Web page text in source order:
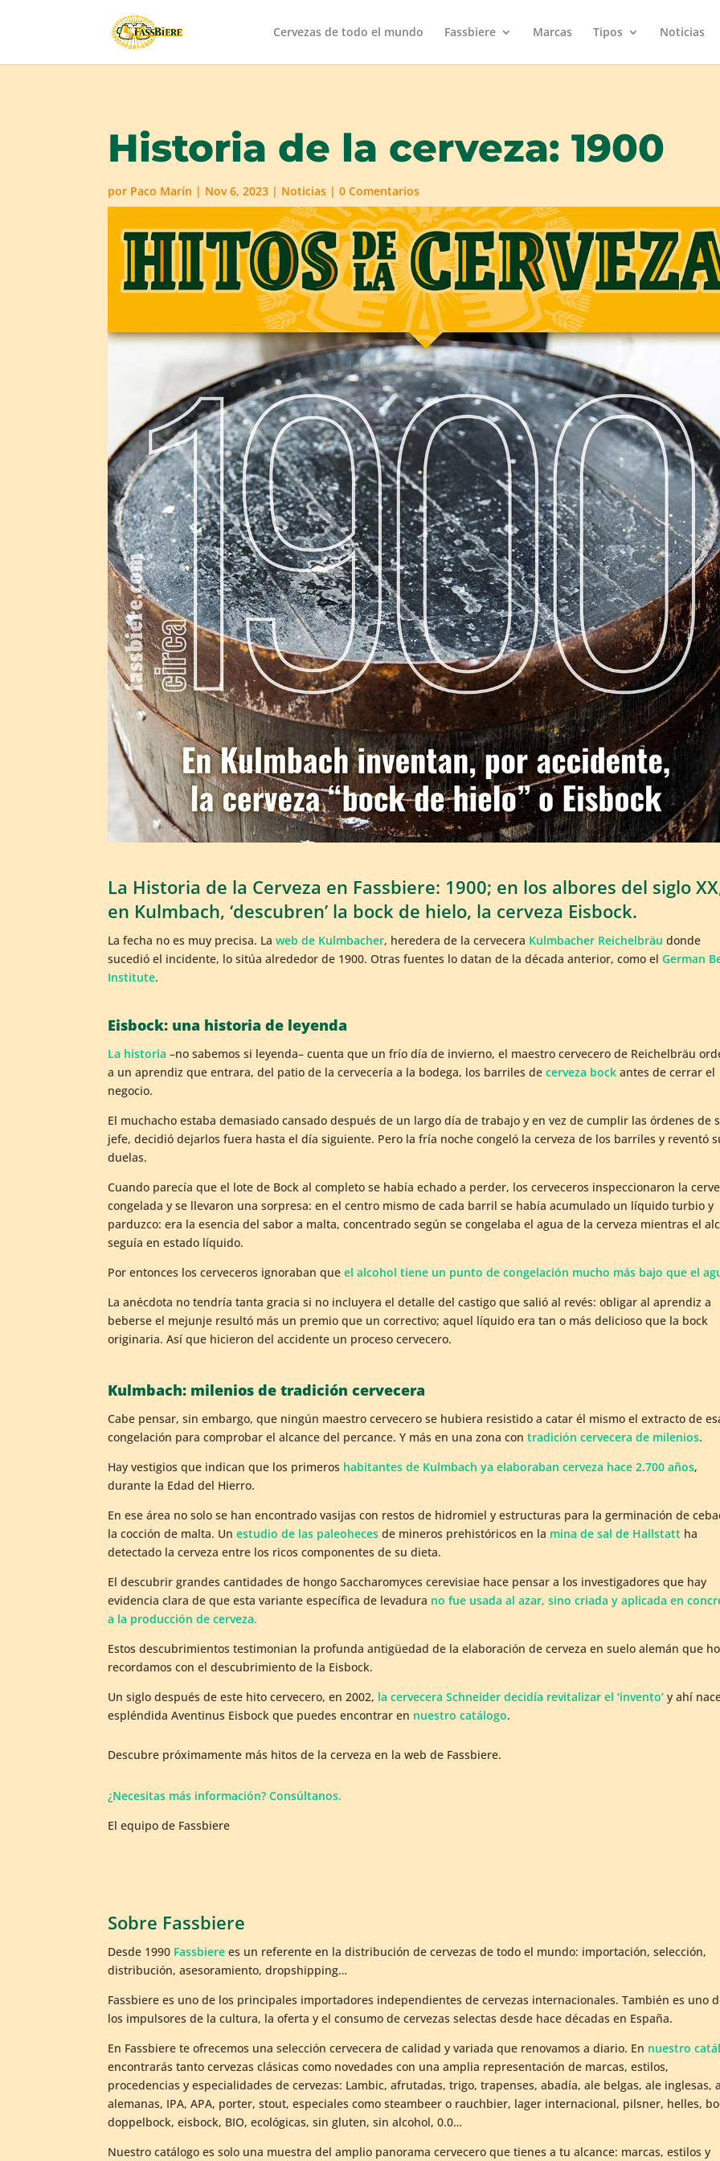
Cervezas de todo el mundo Fassbiere Marcas Tipos Noticias
Historia de la cerveza: 1900
por Paco Marín | Nov 6, 2023 | Noticias |0 Comentarios
La Historia de la Cerveza en Fassbiere: 1900; en los albores del siglo
en Kulmbach, ‘descubren’ la bock de hielo, la cerveza Eisbock.
La fecha no es muy precisa. Laweb de Kulmbacher, heredera de la cervecera Kulmbacher Reichelbräu donde
sucedió el incidente, lo sitúa alrededor de 1900. Otras fuentes lo datan de la década anterior, como elGerman
Institute.
Eisbock: una historia de leyenda
La historia –no sabemos si leyenda– cuenta que un frío día de invierno, el maestro cervecero de Reichelbräu
a un aprendiz que entrara, del patio de la cervecería a la bodega, los barriles decerveza bock antes de cerrar el
negocio.
El muchacho estaba demasiado cansado después de un largo día de trabajo y en vez de cumplir las órdenes de
jefe, decidió dejarlos fuera hasta el día siguiente. Pero la fría noche congeló la cerveza de los barriles y reventó
duelas.
Cuando parecía que el lote de Bock al completo se había echado a perder, los cerveceros inspeccionaron la
congelada y se llevaron una sorpresa: en el centro mismo de cada barril se había acumulado un líquido turbio y
parduzco: era la esencia del sabor a malta, concentrado según se congelaba el agua de la cerveza mientras el
seguía en estado líquido.
Por entonces los cerveceros ignoraban queel alcohol tiene un punto de congelación mucho más bajo que el
La anécdota no tendría tanta gracia si no incluyera el detalle del castigo que salió al revés: obligar al aprendiz a
beberse el mejunje resultó más un premio que un correctivo; aquel líquido era tan o más delicioso que la bock
originaria. Así que hicieron del accidente un proceso cervecero.
Kulmbach: milenios de tradición cervecera
Cabe pensar, sin embargo, que ningún maestro cervecero se hubiera resistido a catar él mismo el extracto de
congelación para comprobar el alcance del percance. Y más en una zona contradición cervecera de milenios.
Hay vestigios que indican que los primeros habitantes de Kulmbach ya elaboraban cerveza hace 2.700 años,
durante la Edad del Hierro.
En ese área no solo se han encontrado vasijas con restos de hidromiel y estructuras para la germinación de
la cocción de malta. Unestudio de las paleoheces de mineros prehistóricos en la mina de sal de Hallstatt ha
detectado la cerveza entre los ricos componentes de su dieta.
El descubrir grandes cantidades de hongo Saccharomyces cerevisiae hace pensar a los investigadores que hay
evidencia clara de que esta variante específica de levadura no fue usada al azar, sino criada y aplicada en
a la producción de cerveza.
Estos descubrimientos testimonian la profunda antigüedad de la elaboración de cerveza en suelo alemán que
recordamos con el descubrimiento de la Eisbock.
Un siglo después de este hito cervecero, en 2002, la cervecera Schneider decidía revitalizar el ‘invento’ y ahí
espléndida Aventinus Eisbock que puedes encontrar en nuestro catálogo.
Descubre próximamente más hitos de la cerveza en la web de Fassbiere.
¿Necesitas más información? Consúltanos.
El equipo de Fassbiere
Sobre Fassbiere
Desde 1990 Fassbiere es un referente en la distribución de cervezas de todo el mundo: importación, selección,
distribución, asesoramiento, dropshipping…
Fassbiere es uno de los principales importadores independientes de cervezas internacionales. También es uno
los impulsores de la cultura, la oferta y el consumo de cervezas selectas desde hace décadas en España.
En Fassbiere te ofrecemos una selección cervecera de calidad y variada que renovamos a diario. En nuestro
encontrarás tanto cervezas clásicas como novedades con una amplia representación de marcas, estilos,
procedencias y especialidades de cervezas: Lambic, afrutadas, trigo, trapenses, abadía, ale belgas, ale inglesas,
alemanas, IPA, APA, porter, stout, especiales como steambeer o rauchbier, lager internacional, pilsner, helles,
doppelbock, eisbock, BIO, ecológicas, sin gluten, sin alcohol, 0.0…
Nuestro catálogo es solo una muestra del amplio panorama cervecero que tienes a tu alcance: marcas, estilos y